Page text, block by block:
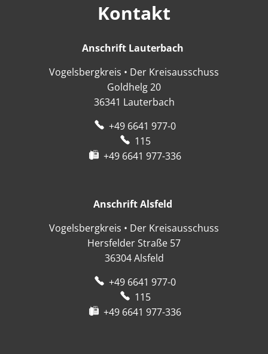
Kontakt
Anschrift Lauterbach
Vogelsbergkreis • Der Kreisausschuss
Goldhelg 20
36341 Lauterbach
+49 6641 977-0
115
+49 6641 977-336
Anschrift Alsfeld
Vogelsbergkreis • Der Kreisausschuss
Hersfelder Straße 57
36304 Alsfeld
+49 6641 977-0
115
+49 6641 977-336